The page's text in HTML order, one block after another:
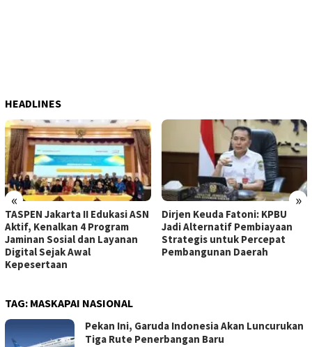
HEADLINES
« »
TASPEN Jakarta II Edukasi ASN
Aktif, Kenalkan 4 Program
Jaminan Sosial dan Layanan
Digital Sejak Awal
Kepesertaan
Dirjen Keuda Fatoni: KPBU
Jadi Alternatif Pembiayaan
Strategis untuk Percepat
Pembangunan Daerah
TAG: MASKAPAI NASIONAL
Pekan Ini, Garuda Indonesia Akan Luncurukan
Tiga Rute Penerbangan Baru